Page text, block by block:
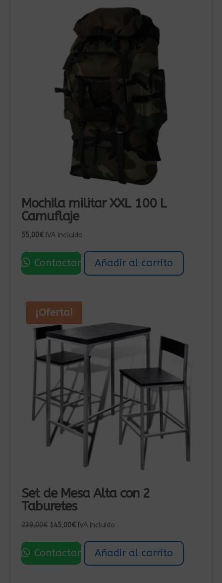
Mochila militar XXL 100 L
Camuflaje
55,00€ IVA Incluído
Contactar Añadir al carrito
¡Oferta!
Set de Mesa Alta con 2
Taburetes
239,00€ El
original
era:
145,00€El
actual
es:
IVA Incluído
Contactar Añadir al carrito